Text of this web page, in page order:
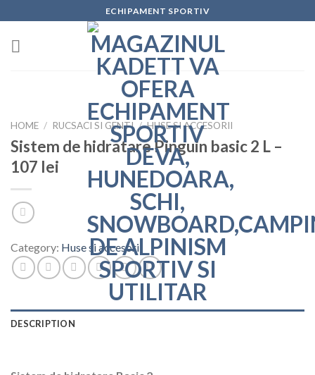
to
content
ECHIPAMENT SPORTIV
HOME / RUCSACI SI GENTI / HUSE SI ACCESORII
Sistem de hidratare Pinguin basic 2 L –
107 lei
Category: Huse si accesorii
DESCRIPTION